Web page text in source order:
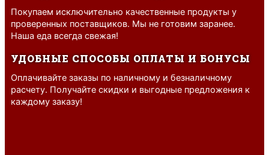
Покупаем исключительно качественные продукты у
проверенных поставщиков. Мы не готовим заранее.
Наша еда всегда свежая!
УДОБНЫЕ СПОСОБЫ ОПЛАТЫ И БОНУСЫ
Оплачивайте заказы по наличному и безналичному
расчету. Получайте скидки и выгодные предложения к
каждому заказу!